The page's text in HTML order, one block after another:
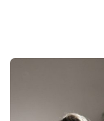
Con nuestra ayuda,